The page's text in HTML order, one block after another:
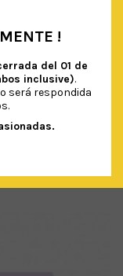
!
del 01 de
inclusive).
será respondida